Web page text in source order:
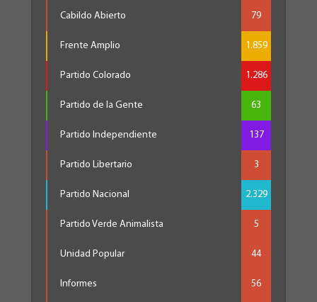
Cabildo Abierto 79
Frente Amplio 1.859
Partido Colorado 1.286
Partido de la Gente 63
Partido Independiente 137
Partido Libertario 3
Partido Nacional 2.329
Partido Verde Animalista 5
Unidad Popular 44
Informes 56